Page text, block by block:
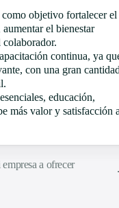
objetivo fortalecer el
el bienestar
continua, ya
con una gran
educación,
más valor y satisfacción
a ofrecer